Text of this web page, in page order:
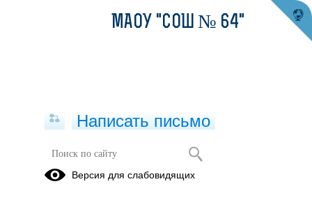
Публикации за Май 2026
МАОУ "СОШ № 64"
Написать письмо
Версия для слабовидящих